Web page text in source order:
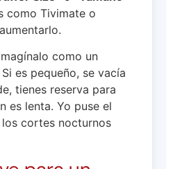
como Tivimate o
como un
es pequeño, se vacía
tienes reserva para
es lenta. Yo puse el
los cortes nocturnos